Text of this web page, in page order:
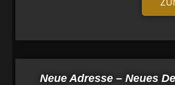
Neue Adresse – Neues